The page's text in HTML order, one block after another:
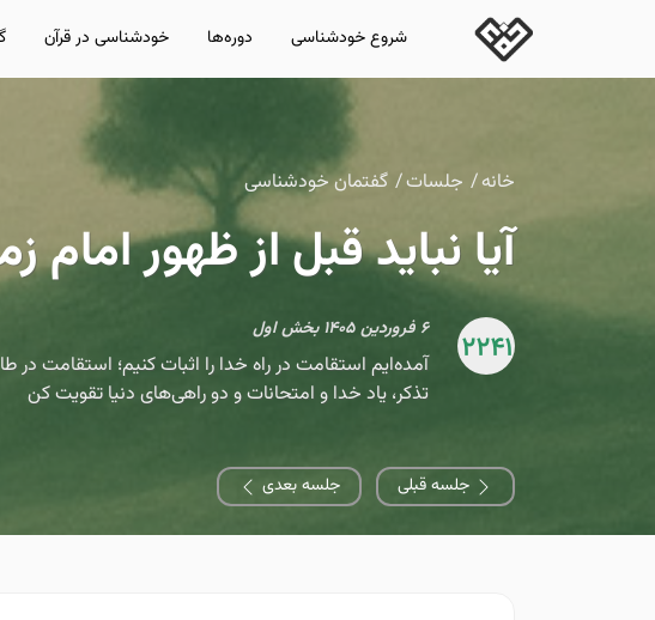
شروع خودشناسی دوره‌ها خودشناسی در قرآن
خانه جلسات گفتمان خودشناسی
آیا نباید قبل از ظهور
2241
۶ فروردین ۱۴۰۵ بخش اول
آمده‌ایم استقامت در راه خدا را اثبات کنیم؛ استقامت
تذکر، یاد خدا و امتحانات و دو راهی‌های دنیا تقویت کن
جلسه قبلی جلسه بعدی